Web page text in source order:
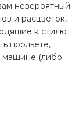
невероятный
и расцветок,
к стилю
прольете,
машине (либо